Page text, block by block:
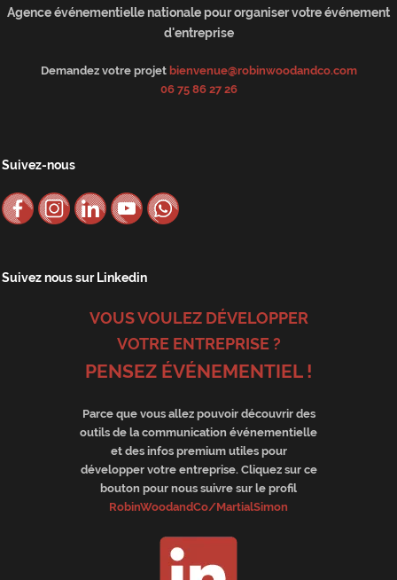
Agence événementielle nationale pour organiser votre événement
d'entreprise
Demandez votre projet bienvenue@robinwoodandco.com
06 75 86 27 26
Suivez-nous
Suivez nous sur Linkedin
VOUS VOULEZ DÉVELOPPER
VOTRE ENTREPRISE ?
PENSEZ ÉVÉNEMENTIEL !
Parce que vous allez pouvoir découvrir des
outils de la communication événementielle
et des infos premium utiles pour
développer votre entreprise. Cliquez sur ce
bouton pour nous suivre sur le profil
RobinWoodandCo/MartialSimon